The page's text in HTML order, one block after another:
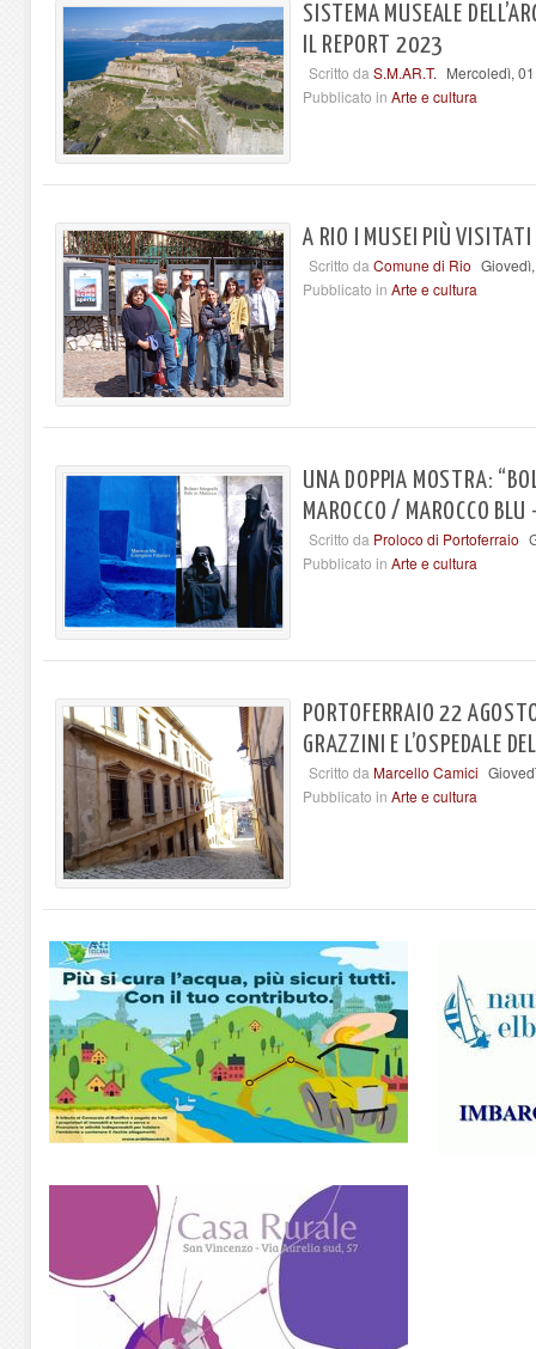
SISTEMA MUSEALE
IL REPORT 2023
Scritto da S.M.AR.T. Mercoledì,
Pubblicato in Arte e cultura
A RIO I MUSEI PIÙ VISITATI
Scritto da Comune di Rio
Pubblicato in Arte e cultura
UNA DOPPIA MOSTRA:
MAROCCO / MAROCCO
Scritto da Proloco di Portoferraio
Pubblicato in Arte e cultura
PORTOFERRAIO 22
GRAZZINI E L’OSPEDALE
Scritto da Marcello Camici
Pubblicato in Arte e cultura